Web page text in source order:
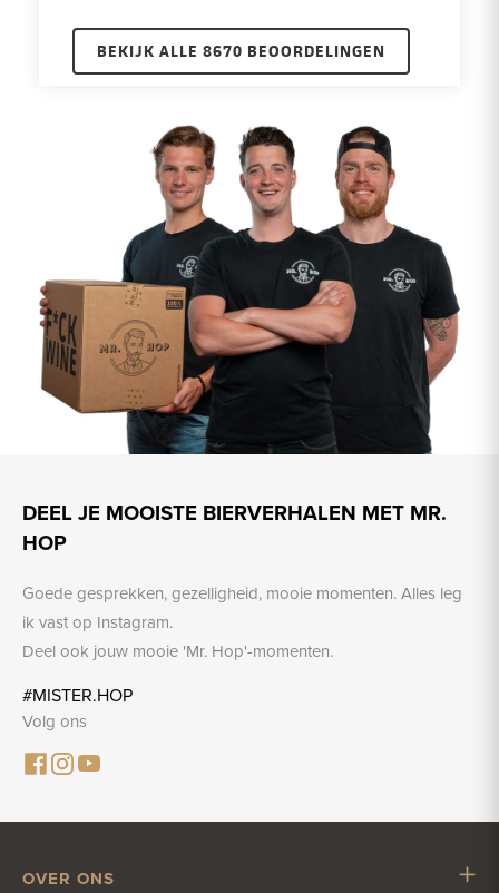
BEKIJK ALLE 8670 BEOORDELINGEN
DEEL JE MOOISTE BIERVERHALEN MET MR.
HOP
Goede gesprekken, gezelligheid, mooie momenten. Alles leg
ik vast op Instagram.
Deel ook jouw mooie 'Mr. Hop'-momenten.
#MISTER.HOP
Volg ons
OVER ONS